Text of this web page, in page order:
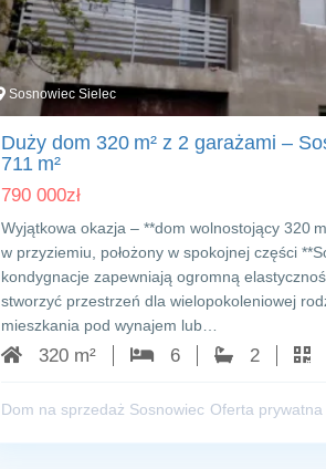
Sosnowiec Sielec
Duży dom 320 m² z 2 garażami –
711 m²
790 000zł
Wyjątkowa okazja – **dom wolnostojący 320
w przyziemiu, położony w spokojnej części
kondygnacje zapewniają ogromną
stworzyć przestrzeń dla wielopokoleniowej
mieszkania pod wynajem lub…
320 m² 6 2
Dom na sprzedaż Sosnowiec Oferta prywatna